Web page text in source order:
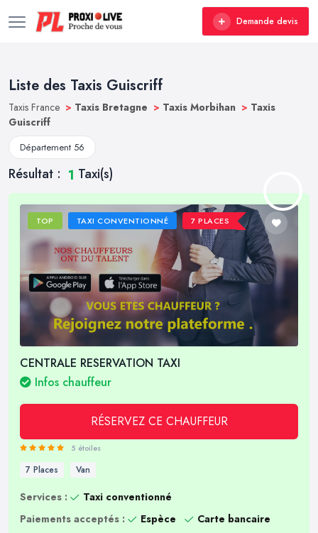
Demande devis
Liste des Taxis Guiscriff
Taxis France > Taxis Bretagne > Taxis Morbihan > Taxis
Guiscriff
Département 56
Résultat : 1 Taxi(s)
TOP TAXI CONVENTIONNÉ 7 PLACES
CENTRALE RESERVATION TAXI
Infos chauffeur
RÉSERVEZ CE CHAUFFEUR
5 étoiles
7 Places Van
Services :
Taxi conventionné
Paiements acceptés :
Espèce
Carte bancaire